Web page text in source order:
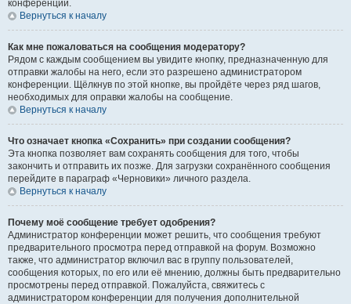
конференции.
Вернуться к началу
Как мне пожаловаться на сообщения модератору?
Рядом с каждым сообщением вы увидите кнопку, предназначенную для
отправки жалобы на него, если это разрешено администратором
конференции. Щёлкнув по этой кнопке, вы пройдёте через ряд шагов,
необходимых для оправки жалобы на сообщение.
Вернуться к началу
Что означает кнопка «Сохранить» при создании сообщения?
Эта кнопка позволяет вам сохранять сообщения для того, чтобы
закончить и отправить их позже. Для загрузки сохранённого сообщения
перейдите в параграф «Черновики» личного раздела.
Вернуться к началу
Почему моё сообщение требует одобрения?
Администратор конференции может решить, что сообщения требуют
предварительного просмотра перед отправкой на форум. Возможно
также, что администратор включил вас в группу пользователей,
сообщения которых, по его или её мнению, должны быть предварительно
просмотрены перед отправкой. Пожалуйста, свяжитесь с
администратором конференции для получения дополнительной